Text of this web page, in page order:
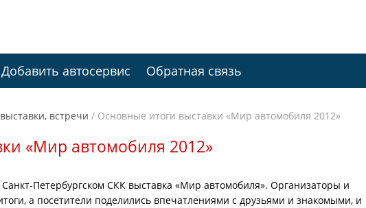
Добавить автосервис Обратная связь
встречи / Основные итоги выставки «Мир автомобиля 2012»
«Мир автомобиля 2012»
Петербургском СКК выставка «Мир автомобиля». Организаторы и
а посетители поделились впечатлениями с друзьями и знакомыми, и